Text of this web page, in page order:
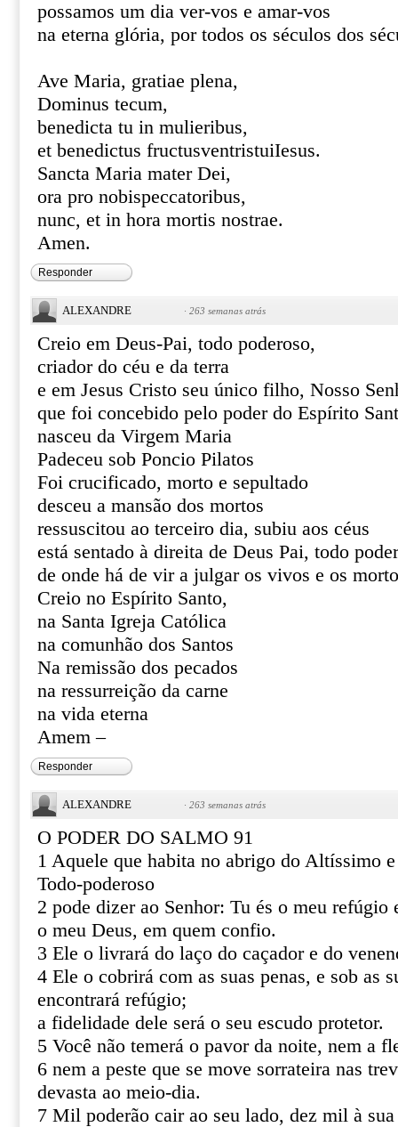
possamos um dia ver-vos e amar-vos
na eterna glória, por todos os séculos dos
Ave Maria, gratiae plena,
Dominus tecum,
benedicta tu in mulieribus,
et benedictus fructusventristuiIesus.
Sancta Maria mater Dei,
ora pro nobispeccatoribus,
nunc, et in hora mortis nostrae.
Amen.
Responder
ALEXANDRE · 263 semanas atrás
Creio em Deus-Pai, todo poderoso,
criador do céu e da terra
e em Jesus Cristo seu único filho, Nosso
que foi concebido pelo poder do Espírito
nasceu da Virgem Maria
Padeceu sob Poncio Pilatos
Foi crucificado, morto e sepultado
desceu a mansão dos mortos
ressuscitou ao terceiro dia, subiu aos céus
está sentado à direita de Deus Pai, todo
de onde há de vir a julgar os vivos e os
Creio no Espírito Santo,
na Santa Igreja Católica
na comunhão dos Santos
Na remissão dos pecados
na ressurreição da carne
na vida eterna
Amem –
Responder
ALEXANDRE · 263 semanas atrás
O PODER DO SALMO 91
1 Aquele que habita no abrigo do Altíssimo
Todo-poderoso
2 pode dizer ao Senhor: Tu és o meu refúgio
o meu Deus, em quem confio.
3 Ele o livrará do laço do caçador e do
4 Ele o cobrirá com as suas penas, e sob as
encontrará refúgio;
a fidelidade dele será o seu escudo protetor.
5 Você não temerá o pavor da noite, nem a
6 nem a peste que se move sorrateira nas
devasta ao meio-dia.
7 Mil poderão cair ao seu lado, dez mil à